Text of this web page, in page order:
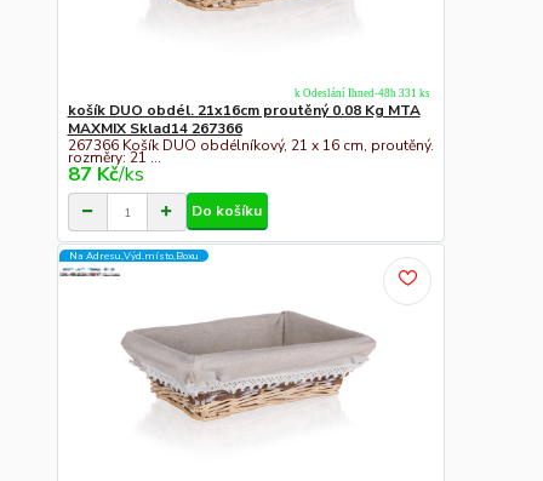
košík DUO obdél. 21x16cm proutěný 0.08 Kg MTA
MAXMIX Sklad14 267366
267366 Košík DUO obdélníkový, 21 x 16 cm, proutěný.
rozměry: 21 ...
87 Kč/ks
k Odeslání Ihned-48h 331 ks
Do košíku
Na Adresu,Výd.místo,Boxu